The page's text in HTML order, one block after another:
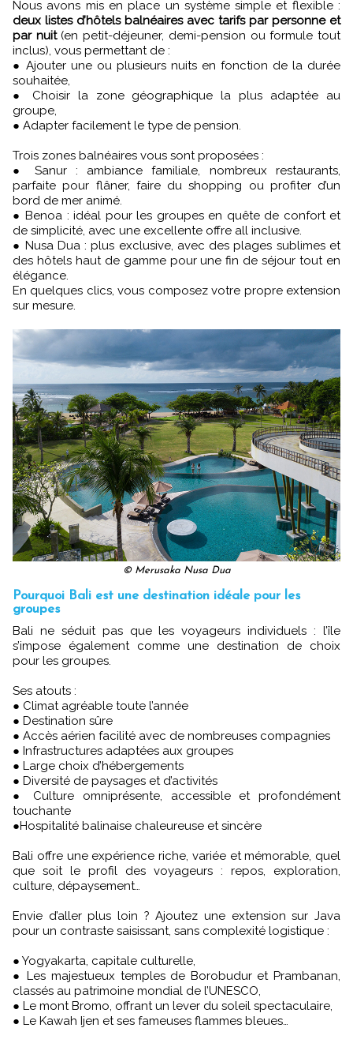
Nous avons mis en place un système simple et flexible :
deux listes d’hôtels balnéaires avec tarifs par personne et
par nuit(en petit-déjeuner, demi-pension ou formule tout
inclus), vous permettant de :
● Ajouter une ou plusieurs nuits en fonction de la durée
souhaitée,
● Choisir la zone géographique la plus adaptée au
groupe,
● Adapter facilement le type de pension.
Trois zones balnéaires vous sont proposées :
● Sanur : ambiance familiale, nombreux restaurants,
parfaite pour flâner, faire du shopping ou profiter d’un
bord de mer animé.
● Benoa : idéal pour les groupes en quête de confort et
de simplicité, avec une excellente offre all inclusive.
● Nusa Dua : plus exclusive, avec des plages sublimes et
des hôtels haut de gamme pour une fin de séjour tout en
élégance.
En quelques clics, vous composez votre propre extension
sur mesure.
© Merusaka Nusa Dua
Pourquoi Bali est une destination idéale pour les
groupes
Bali ne séduit pas que les voyageurs individuels : l’île
s’impose également comme une destination de choix
pour les groupes.
Ses atouts :
● Climat agréable toute l’année
● Destination sûre
● Accès aérien facilité avec de nombreuses compagnies
● Infrastructures adaptées aux groupes
● Large choix d’hébergements
● Diversité de paysages et d’activités
● Culture omniprésente, accessible et profondément
touchante
●Hospitalité balinaise chaleureuse et sincère
Bali offre une expérience riche, variée et mémorable, quel
que soit le profil des voyageurs : repos, exploration,
culture, dépaysement…
Envie d’aller plus loin ? Ajoutez une extension sur Java
pour un contraste saisissant, sans complexité logistique :
● Yogyakarta, capitale culturelle,
● Les majestueux temples de Borobudur et Prambanan,
classés au patrimoine mondial de l’UNESCO,
● Le mont Bromo, offrant un lever du soleil spectaculaire,
● Le Kawah Ijen et ses fameuses flammes bleues…